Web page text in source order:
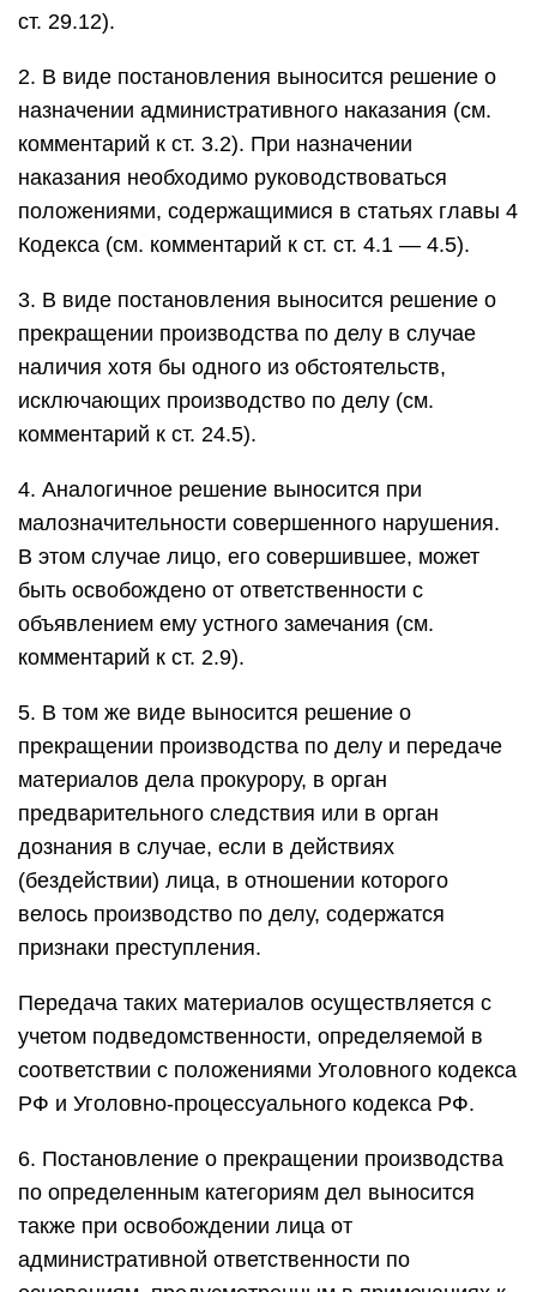
ст. 29.12).
2. В виде постановления выносится решение о
назначении административного наказания (см.
комментарий к ст. 3.2). При назначении
наказания необходимо руководствоваться
положениями, содержащимися в статьях главы 4
Кодекса (см. комментарий к ст. ст. 4.1 — 4.5).
3. В виде постановления выносится решение о
прекращении производства по делу в случае
наличия хотя бы одного из обстоятельств,
исключающих производство по делу (см.
комментарий к ст. 24.5).
4. Аналогичное решение выносится при
малозначительности совершенного нарушения.
В этом случае лицо, его совершившее, может
быть освобождено от ответственности с
объявлением ему устного замечания (см.
комментарий к ст. 2.9).
5. В том же виде выносится решение о
прекращении производства по делу и передаче
материалов дела прокурору, в орган
предварительного следствия или в орган
дознания в случае, если в действиях
(бездействии) лица, в отношении которого
велось производство по делу, содержатся
признаки преступления.
Передача таких материалов осуществляется с
учетом подведомственности, определяемой в
соответствии с положениями Уголовного кодекса
РФ и Уголовно-процессуального кодекса РФ.
6. Постановление о прекращении производства
по определенным категориям дел выносится
также при освобождении лица от
административной ответственности по